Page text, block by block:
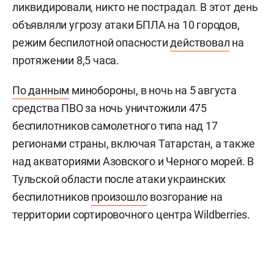
ликвидировали, никто не пострадал. В этот день
объявляли угрозу атаки БПЛА на 10 городов,
режим беспилотной опасностидействовал на
протяжении 8,5 часа.
По данным минобороны, в ночь на 5 августа
средства ПВО за ночь уничтожили 475
беспилотников самолетного типа над 17
регионами страны, включая Татарстан, а также
над акваториями Азовского и Черного морей. В
Тульской области после атаки украинских
беспилотниковпроизошловозгорание на
территории сортировочного центра Wildberries.